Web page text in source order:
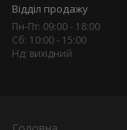
Відділ продажу
Пн-Пт: 09:00 - 18:00
Сб: 10:00 - 15:00
Нд: вихідний